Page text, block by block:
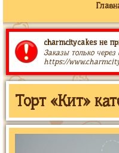
charmcitycakes не
Заказы только через
https://
Торт «Кит»